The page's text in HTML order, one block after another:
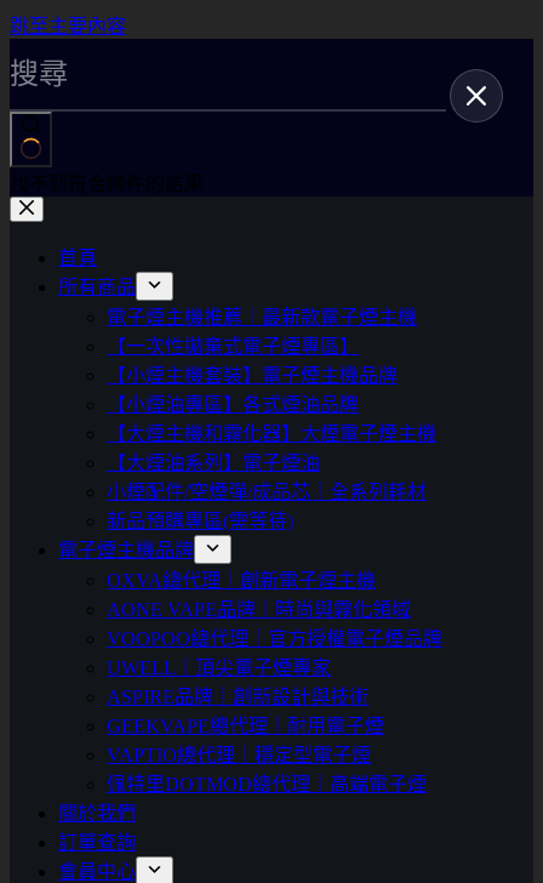
跳至主要內容
找不到符合條件的結果
首頁
所有商品
電子煙主機推薦｜最新款電子煙主機
【一次性拋棄式電子煙專區】
【小煙主機套裝】電子煙主機品牌
【小煙油專區】各式煙油品牌
【大煙主機和霧化器】大煙電子煙主機
【大煙油系列】電子煙油
小煙配件/空煙彈/成品芯｜全系列耗材
新品預購專區(需等待)
電子煙主機品牌
OXVA總代理｜創新電子煙主機
AONE VAPE品牌｜時尚與霧化領域
VOOPOO總代理｜官方授權電子煙品牌
UWELL｜頂尖電子煙專家
ASPIRE品牌｜創新設計與技術
GEEKVAPE總代理｜耐用電子煙
VAPTIO總代理｜穩定型電子煙
佩特里DOTMOD總代理｜高端電子煙
關於我們
訂單查詢
會員中心